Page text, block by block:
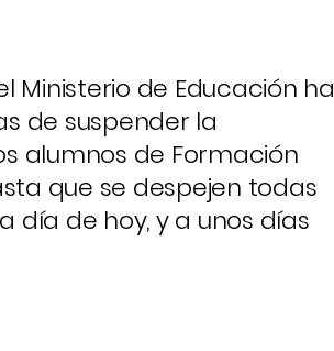
Ministerio de Educación ha
de suspender la
alumnos de Formación
que se despejen todas
día de hoy, y a unos días